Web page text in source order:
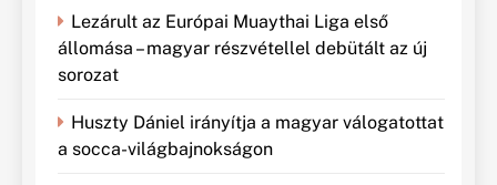
Lezárult az Európai Muaythai Liga első
állomása – magyar részvétellel debütált az új
sorozat
Huszty Dániel irányítja a magyar válogatottat
a socca-világbajnokságon